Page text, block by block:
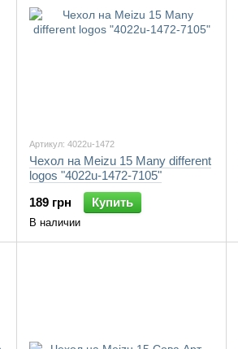
Артикул: 4022u-1472
Чехол на Meizu 15 Many different
logos "4022u-1472-7105"
189 грн
Купить
В наличии